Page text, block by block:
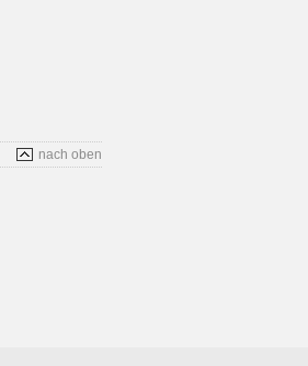
nach oben